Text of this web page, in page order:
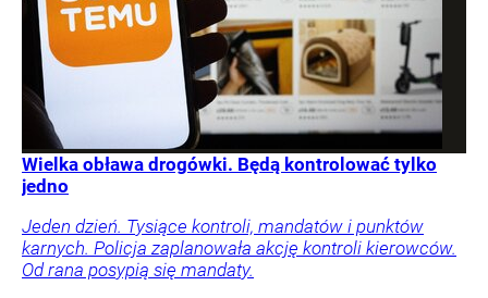
Wielka obława drogówki. Będą kontrolować tylko
jedno
Jeden dzień. Tysiące kontroli, mandatów i punktów
karnych. Policja zaplanowała akcję kontroli kierowców.
Od rana posypią się mandaty.